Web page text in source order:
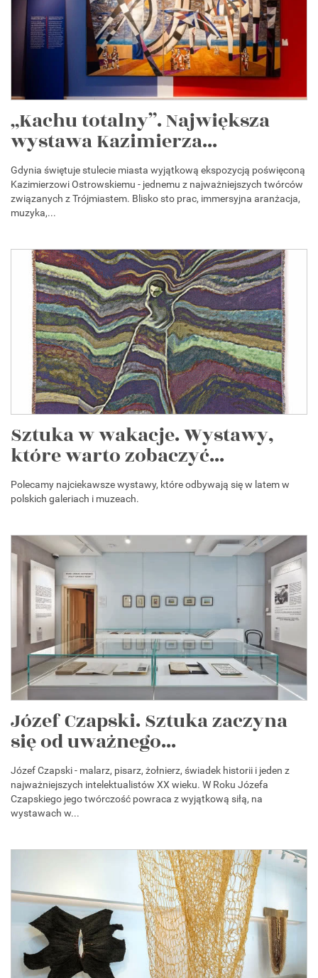
„Kachu totalny”. Największa
wystawa Kazimierza...
Gdynia świętuje stulecie miasta wyjątkową ekspozycją poświęconą
Kazimierzowi Ostrowskiemu - jednemu z najważniejszych twórców
związanych z Trójmiastem. Blisko sto prac, immersyjna aranżacja,
muzyka,...
Sztuka w wakacje. Wystawy,
które warto zobaczyć...
Polecamy najciekawsze wystawy, które odbywają się w latem w
polskich galeriach i muzeach.
Józef Czapski. Sztuka zaczyna
się od uważnego...
Józef Czapski - malarz, pisarz, żołnierz, świadek historii i jeden z
najważniejszych intelektualistów XX wieku. W Roku Józefa
Czapskiego jego twórczość powraca z wyjątkową siłą, na
wystawach w...